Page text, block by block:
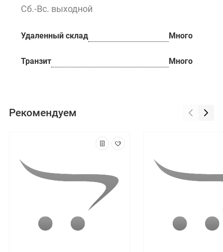
Сб.-Вс. выходной
Удаленный склад Много
Транзит Много
Рекомендуем